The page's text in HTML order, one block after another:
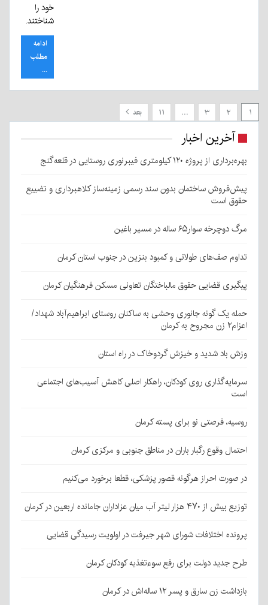
خود را
شناختند.
ادامه
مطلب
...
۱ ۲ ۳ … ۱۱ بعد
آخرین اخبار
بهره‌برداری از پروژه ۱۲۰ کیلومتری فیبرنوری روستایی در قلعه‌گنج
پیش‌فروش ساختمان بدون سند رسمی زمینه‌ساز کلاهبرداری و تضییع
حقوق است
مرگ دوچرخه سوار۶۵ ساله در مسیر باغین
تداوم صف‌های طولانی و کمبود بنزین در جنوب استان کرمان
پیگیری قضایی حقوق مالباختگان تعاونی مسکن فرهنگیان کرمان
حمله یک گونه جانوری وحشی به ساکنان روستای ابراهیم‌آباد شهداد/
اعزام۲ زن مجروح به کرمان
وزش باد شدید و خیزش گردوخاک در راه استان
سرمایه‌گذاری روی کودکان، راهکار اصلی کاهش آسیب‌های اجتماعی
است
روسیه، فرصتی نو برای پسته کرمان
احتمال وقوع رگبار باران در مناطق جنوبی و مرکزی کرمان
در صورت احراز هرگونه قصور پزشکی، قطعا برخورد می‌کنیم
توزیع بیش از ۴۷۰ هزار لیتر آب میان عزاداران جامانده اربعین در کرمان
پرونده اختلافات شورای شهر جیرفت در اولویت رسیدگی قضایی
طرح جدید دولت برای رفع سوءتغذیه کودکان کرمان
بازداشت زن سارق و پسر ۱۲ ساله‌اش در کرمان